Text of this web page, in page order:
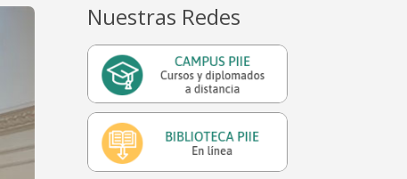
Nuestras Redes